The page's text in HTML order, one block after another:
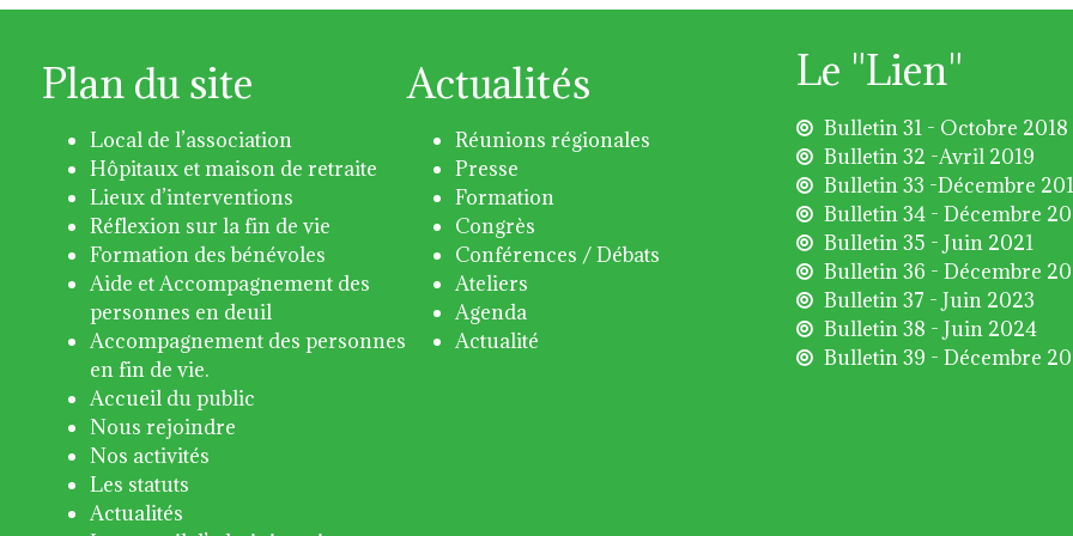
Plan du site
Local de l’association
Hôpitaux et maison de retraite
Lieux d’interventions
Réflexion sur la fin de vie
Formation des bénévoles
Aide et Accompagnement des
personnes en deuil
Accompagnement des personnes
en fin de vie.
Accueil du public
Nous rejoindre
Nos activités
Les statuts
Actualités
Actualités
Réunions régionales
Presse
Formation
Congrès
Conférences / Débats
Ateliers
Agenda
Actualité
Le "Lien"
Bulletin 31 - Octobre 2018
Bulletin 32 -Avril 2019
Bulletin 33 -Décembre
Bulletin 34 - Décembre
Bulletin 35 - Juin 2021
Bulletin 36 - Décembre
Bulletin 37 - Juin 2023
Bulletin 38 - Juin 2024
Bulletin 39 - Décembre